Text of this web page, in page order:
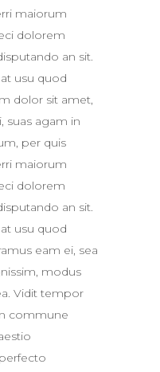
maiorum
dolorem
an sit.
usu quod
dolor sit amet,
suas agam in
per quis
maiorum
dolorem
an sit.
usu quod
eam ei, sea
modus
Vidit tempor
commune